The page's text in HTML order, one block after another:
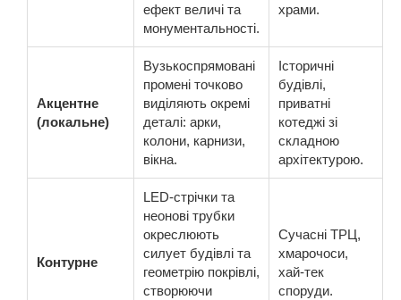
ефект величі та
монументальності.
храми.
Акцентне
(локальне)
Вузькоспрямовані
промені точково
виділяють окремі
деталі: арки,
колони, карнизи,
вікна.
Історичні
будівлі,
приватні
котеджі зі
складною
архітектурою.
Контурне
LED-стрічки та
неонові трубки
окреслюють
силует будівлі та
геометрію покрівлі,
створюючи
Сучасні ТРЦ,
хмарочоси,
хай-тек
споруди.